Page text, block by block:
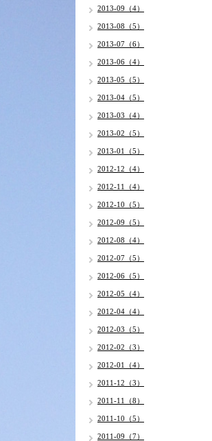
2013-09（4）
2013-08（5）
2013-07（6）
2013-06（4）
2013-05（5）
2013-04（5）
2013-03（4）
2013-02（5）
2013-01（5）
2012-12（4）
2012-11（4）
2012-10（5）
2012-09（5）
2012-08（4）
2012-07（5）
2012-06（5）
2012-05（4）
2012-04（4）
2012-03（5）
2012-02（3）
2012-01（4）
2011-12（3）
2011-11（8）
2011-10（5）
2011-09（7）